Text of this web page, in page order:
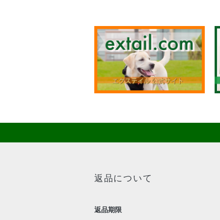
返品について
返品期限